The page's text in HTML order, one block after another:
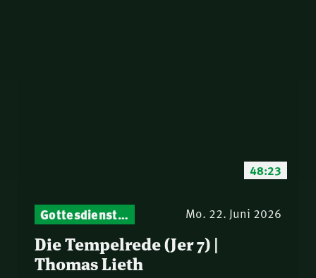
48:23
Gottesdienst-Botschaften – Jeden Sonntag neu: Aktuelle Predigten vom Mitternachtsruf Mo. 22. Juni 2026
Die Tempelrede (Jer 7) |
Thomas Lieth